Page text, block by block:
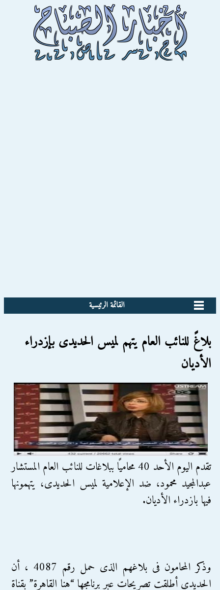
القائمة الرئيسية
بلاغً للنائب العام يتهم لميس الحديدى بإزدراء
الأديان
تقدم اليوم الأحد 40 محاميًا ببلاغات للنائب العام المستشار
عبدالمجيد محمود، ضد الإعلامية لميس الحديدى، يتهمونها
فيها بازدراء الأديان.
وذكر المحامون فى بلاغهم الذى حمل رقم 4087 ، أن
الحديدي أطلقت تصريحات عبر برنامجها “هنا القاهرة” بقناة